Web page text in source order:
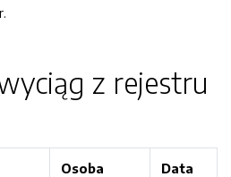
z rejestru
Osoba Data